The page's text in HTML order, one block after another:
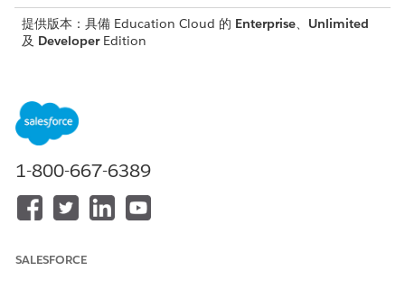
提供版本：具備 Education Cloud 的 Enterprise、 Unlimited
及 DeveloperEdition
機構的現有資料模型。使用
註冊器和資料主管可以在報告週期早期驗證資料品質和完整性。機
構可以減少提交錯誤並改善整個系統的一致性。
機構可以直接從其作業資料產生已驗證且提交的準備輸出,而不是依
賴外部資料倉庫和下游轉換。此統一的資料基礎會將報告從反應性
流程轉換為持續的情報驅動功能。
1-800-667-6389
SALESFORCE